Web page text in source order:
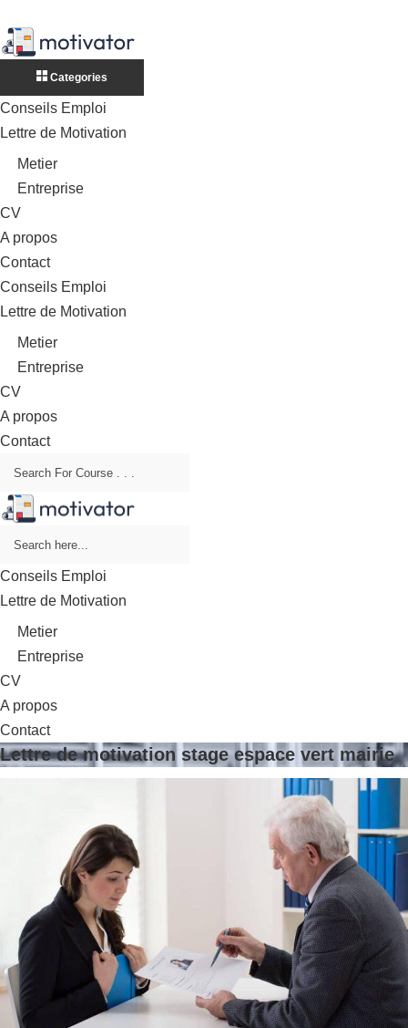
Categories
Conseils Emploi
Lettre de Motivation
Metier
Entreprise
CV
A propos
Contact
Conseils Emploi
Lettre de Motivation
Metier
Entreprise
CV
A propos
Contact
Conseils Emploi
Lettre de Motivation
Metier
Entreprise
CV
A propos
Contact
Lettre de motivation stage espace vert mairie